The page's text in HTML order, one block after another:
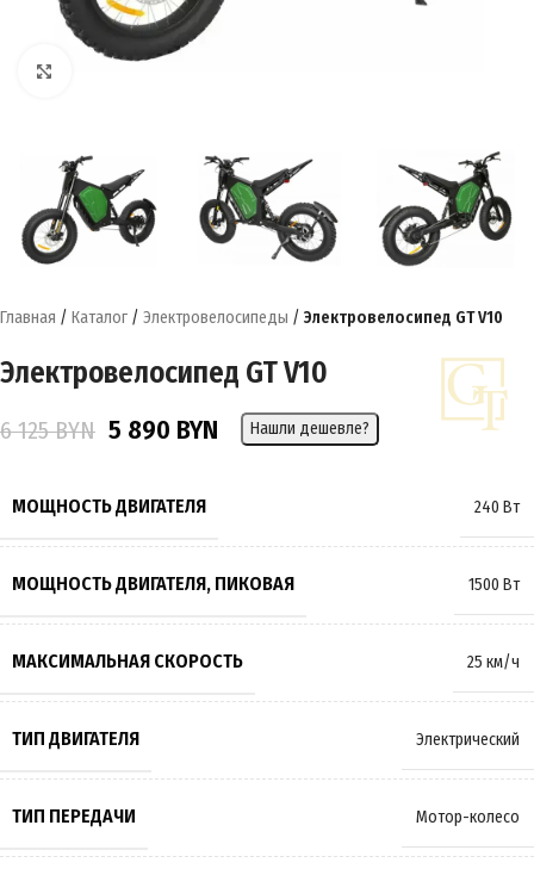
Главная / Каталог / Электровелосипеды / Электровелосипед GT V10
Электровелосипед GT V10
6 125BYN 5 890 BYN Нашли дешевле?
МОЩНОСТЬ ДВИГАТЕЛЯ 240 Вт
МОЩНОСТЬ ДВИГАТЕЛЯ, ПИКОВАЯ 1500 Вт
МАКСИМАЛЬНАЯ СКОРОСТЬ 25 км/ч
ТИП ДВИГАТЕЛЯ Электрический
ТИП ПЕРЕДАЧИ Мотор-колесо